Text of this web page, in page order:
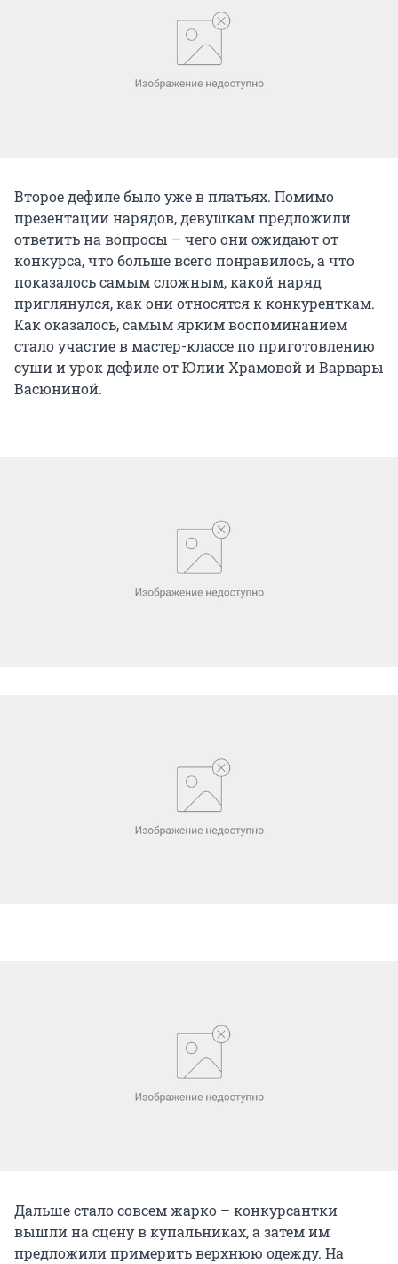
Второе дефиле было уже в платьях. Помимо
презентации нарядов, девушкам предложили
ответить на вопросы – чего они ожидают от
конкурса, что больше всего понравилось, а что
показалось самым сложным, какой наряд
приглянулся, как они относятся к конкуренткам.
Как оказалось, самым ярким воспоминанием
стало участие в мастер-классе по приготовлению
суши и урок дефиле от Юлии Храмовой и Варвары
Васюниной.
Дальше стало совсем жарко – конкурсантки
вышли на сцену в купальниках, а затем им
предложили примерить верхнюю одежду. На